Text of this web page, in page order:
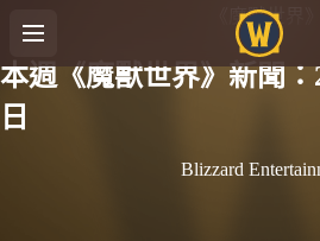
《魔獸世界》
本週《魔獸世界》新聞：
日
Blizzard